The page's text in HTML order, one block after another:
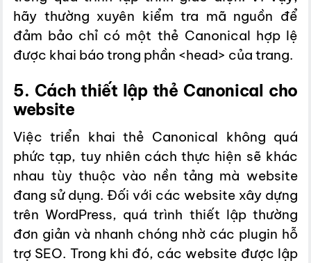
hãy thường xuyên kiểm tra mã nguồn để
đảm bảo chỉ có một thẻ Canonical hợp lệ
được khai báo trong phần <head> của trang.
5. Cách thiết lập thẻ Canonical cho
website
Việc triển khai thẻ Canonical không quá
phức tạp, tuy nhiên cách thực hiện sẽ khác
nhau tùy thuộc vào nền tảng mà website
đang sử dụng. Đối với các website xây dựng
trên WordPress, quá trình thiết lập thường
đơn giản và nhanh chóng nhờ các plugin hỗ
trợ SEO. Trong khi đó, các website được lập